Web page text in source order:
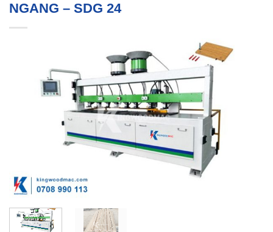
NGANG – SDG 24